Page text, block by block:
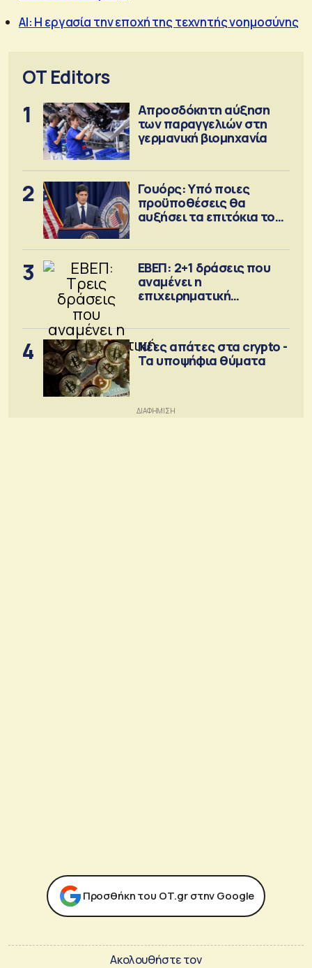
ΑΙ: Η εργασία την εποχή της τεχνητής νοημοσύνης
OT Editors
1
Απροσδόκητη αύξηση
των παραγγελιών στη
γερμανική βιομηχανία
2
Γουόρς: Υπό ποιες
προϋποθέσεις θα
αυξήσει τα επιτόκια τον
3
ΕΒΕΠ: 2+1 δράσεις που
αναμένει η
επιχειρηματική
4
Νέες απάτες στα crypto -
Τα υποψήφια θύματα
Προσθήκη του ΟΤ.gr στην Google
Ακολουθήστε τον